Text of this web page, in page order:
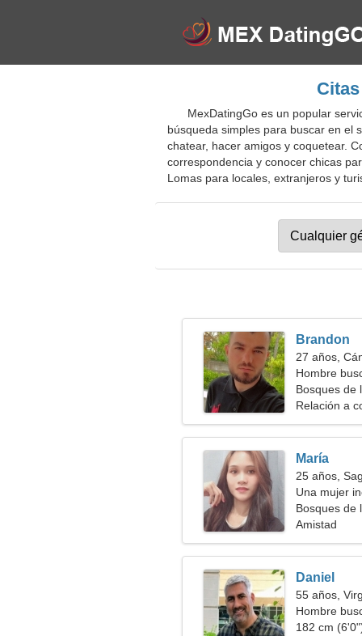
MexDatingGo es un popular
búsqueda simples para buscar en el
chatear, hacer amigos y coquetear.
correspondencia y conocer chicas
Lomas para locales, extranjeros y
Brandon
27 años,
Hombre
Bosques de
Relación a
María
25 años,
Una mujer
Bosques de
Amistad
Daniel
55 años,
Hombre
182 cm